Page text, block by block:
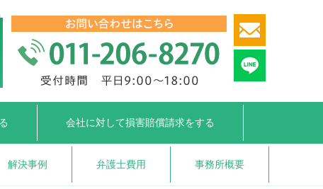
会社に対して損害賠償請求をする
解決事例 弁護士費用 事務所概要